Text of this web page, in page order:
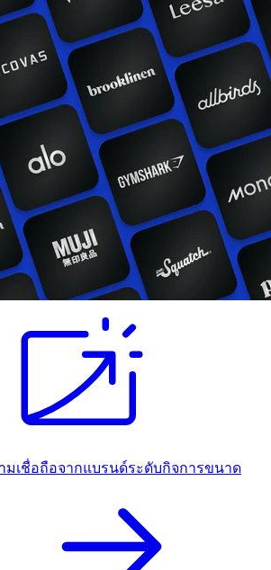
มเชื่อถือจากแบรนด์ระดับกิจการขนาด